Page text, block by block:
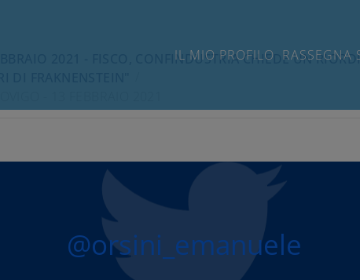
IL MIO PROFILO RASSEGNA
2021 - FISCO, CONFINDUSTRIA CHIEDE UN
DI FRAKNENSTEIN"
@orsini_emanuele